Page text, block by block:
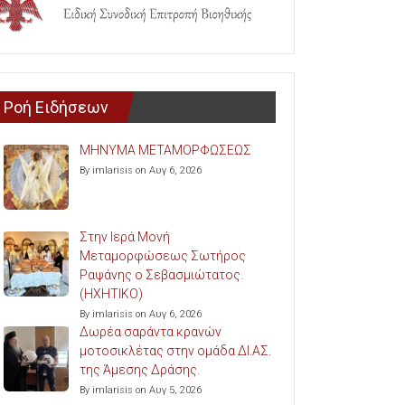
Ροή Ειδήσεων
ΜΗΝΥΜΑ ΜΕΤΑΜΟΡΦΩΣΕΩΣ
By imlarisis on Αυγ 6, 2026
Στην Ιερά Μονή
Μεταμορφώσεως Σωτήρος
Ραψάνης ο Σεβασμιώτατος.
(ΗΧΗΤΙΚΟ)
By imlarisis on Αυγ 6, 2026
Δωρέα σαράντα κρανών
μοτοσικλέτας στην ομάδα ΔΙ.ΑΣ.
της Άμεσης Δράσης.
By imlarisis on Αυγ 5, 2026